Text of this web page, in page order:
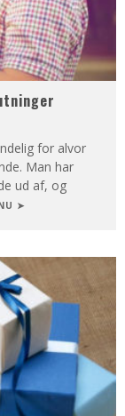
for alvor
Man har
ud af, og
➤